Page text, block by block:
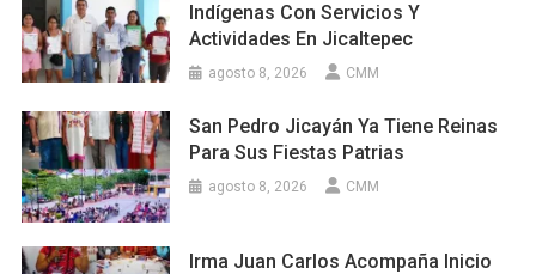
Indígenas Con Servicios Y
Actividades En Jicaltepec
agosto 8, 2026 CMM
San Pedro Jicayán Ya Tiene Reinas
Para Sus Fiestas Patrias
agosto 8, 2026 CMM
Irma Juan Carlos Acompaña Inicio